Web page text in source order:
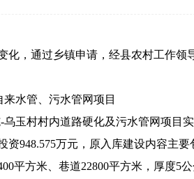
，通过乡镇申请，经县农村工作
水管、污水管网项目
玉村村内道路硬化及污水管网项目
948.575万元，原入库建设内容主
平方米、巷道22800平方米，厚度5